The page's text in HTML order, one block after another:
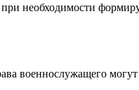
необходимости
военнослужащего